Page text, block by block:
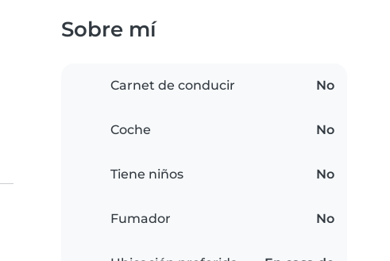
Sobre mí
Carnet de conducir No
Coche No
Tiene niños No
Fumador No